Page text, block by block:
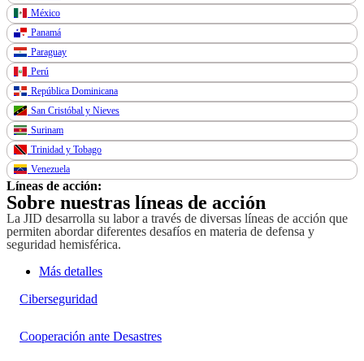
México
Panamá
Paraguay
Perú
República Dominicana
San Cristóbal y Nieves
Surinam
Trinidad y Tobago
Venezuela
Líneas de acción:
Sobre nuestras líneas de acción
La JID desarrolla su labor a través de diversas líneas de acción que
permiten abordar diferentes desafíos en materia de defensa y
seguridad hemisférica.
Más detalles
Ciberseguridad
Cooperación ante Desastres